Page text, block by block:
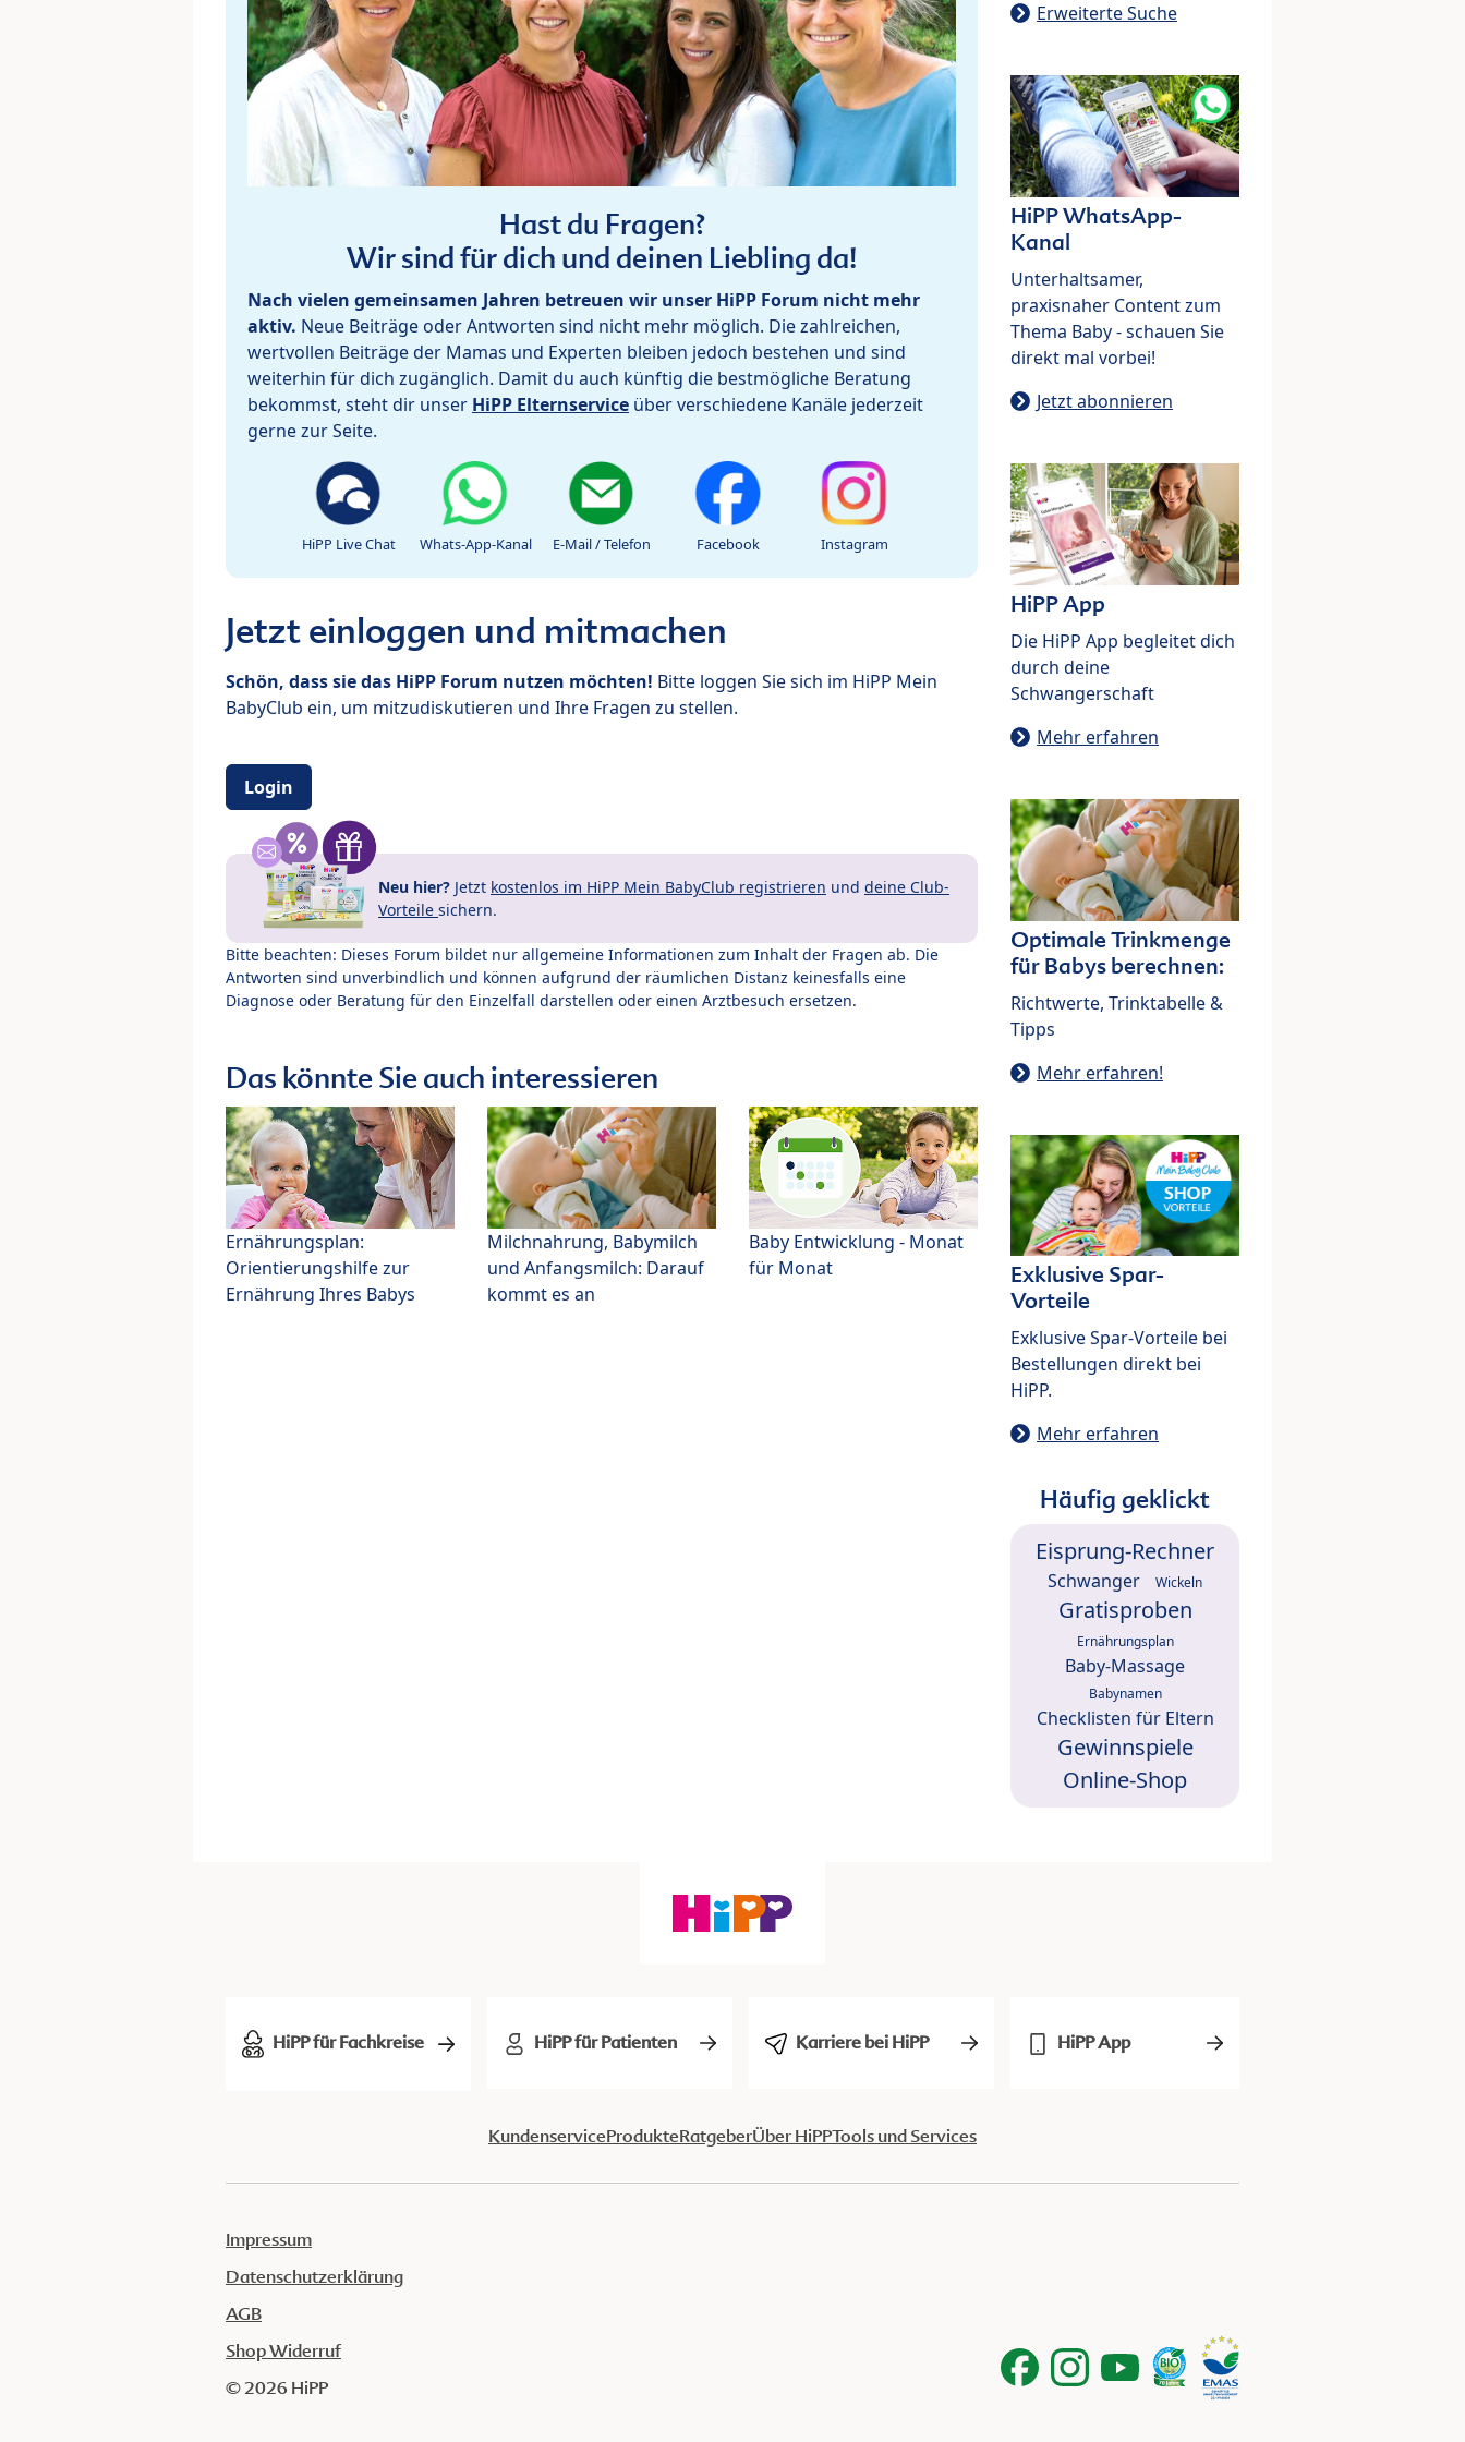
Hast du Fragen?
Wir sind für dich und deinen Liebling da!
Nach vielen gemeinsamen Jahren betreuen wir unser HiPP Forum nicht mehr
aktiv. Neue Beiträge oder Antworten sind nicht mehr möglich. Die zahlreichen,
wertvollen Beiträge der Mamas und Experten bleiben jedoch bestehen und sind
weiterhin für dich zugänglich. Damit du auch künftig die bestmögliche Beratung
bekommst, steht dir unser HiPP Elternservice über verschiedene Kanäle jederzeit
gerne zur Seite.
HiPP Live Chat Whats-App-Kanal E-Mail / Telefon Facebook Instagram
Jetzt einloggen und mitmachen
Schön, dass sie das HiPP Forum nutzen möchten! Bitte loggen Sie sich im HiPP Mein
BabyClub ein, um mitzudiskutieren und Ihre Fragen zu stellen.
Login
Neu hier? Jetzt kostenlos im HiPP Mein BabyClub registrieren und deine Club-
Vorteile sichern.
Bitte beachten: Dieses Forum bildet nur allgemeine Informationen zum Inhalt der Fragen ab. Die
Antworten sind unverbindlich und können aufgrund der räumlichen Distanz keinesfalls eine
Diagnose oder Beratung für den Einzelfall darstellen oder einen Arztbesuch ersetzen.
Das könnte Sie auch interessieren
Ernährungsplan:
Orientierungshilfe zur
Ernährung Ihres Babys
Milchnahrung, Babymilch
und Anfangsmilch: Darauf
kommt es an
Baby Entwicklung - Monat
für Monat
Erweiterte Suche
HiPP WhatsApp-
Kanal
Unterhaltsamer,
praxisnaher Content zum
Thema Baby - schauen Sie
direkt mal vorbei!
Jetzt abonnieren
HiPP App
Die HiPP App begleitet dich
durch deine
Schwangerschaft
Mehr erfahren
Optimale Trinkmenge
für Babys berechnen:
Richtwerte, Trinktabelle &
Tipps
Mehr erfahren!
Exklusive Spar-
Vorteile
Exklusive Spar-Vorteile bei
Bestellungen direkt bei
HiPP.
Mehr erfahren
Häufig geklickt
Eisprung-Rechner
Schwanger Wickeln
Gratisproben
Ernährungsplan
Baby-Massage
Babynamen
Checklisten für Eltern
Gewinnspiele
Online-Shop
HiPP für Fachkreise HiPP für Patienten Karriere bei HiPP HiPP App
KundenserviceProdukteRatgeberÜber HiPPTools und Services
Impressum
Datenschutzerklärung
AGB
Shop Widerruf
© 2026 HiPP